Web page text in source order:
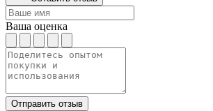
Ваша оценка
Отправить отзыв